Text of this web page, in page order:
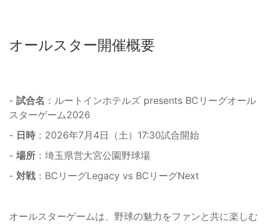
オールスター開催概要
- 試合名 ：ルートインホテルズ presents BCリーグオール
スターゲーム2026
- 日時：2026年7月4日（土）17:30試合開始
- 場所 ：埼玉県営大宮公園野球場
- 対戦 ：BCリーグLegacy vs BCリーグNext
オールスターゲームは、野球の魅力をファンと共に楽しむ